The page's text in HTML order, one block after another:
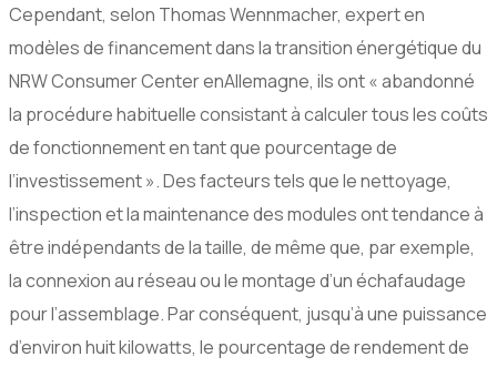
Cependant, selon Thomas Wennmacher, expert en
modèles de financement dans la transition énergétique du
NRW Consumer Center enAllemagne, ils ont « abandonné
la procédure habituelle consistant à calculer tous les coûts
de fonctionnement en tant que pourcentage de
l’investissement ». Des facteurs tels que le nettoyage,
l’inspection et la maintenance des modules ont tendance à
être indépendants de la taille, de même que, par exemple,
la connexion au réseau ou le montage d’un échafaudage
pour l’assemblage. Par conséquent, jusqu’à une puissance
d’environ huit kilowatts, le pourcentage de rendement de